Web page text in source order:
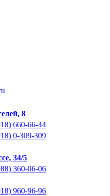
8
660-66-44
0-309-309
34/5
360-06-06
960-96-96